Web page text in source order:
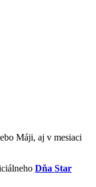
Máji, aj v mesiaci
Dňa Star